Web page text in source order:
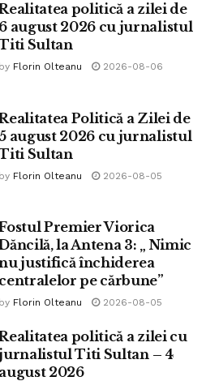
Titi Sultan
concedieze 24 oameni sau să
urmând să decidă.
fi dezbătute de jurnalistul Titi
cu ora 19.00, vă dau întâlnire
POLITICĂ de la postul național
politică a zilei de
6 august 2026 cu jurnalistul
Sultan
by Florin Olteanu 2026-08-06
Politică a Zilei de
5 august 2026 cu jurnalistul
Sultan
by Florin Olteanu 2026-08-05
Premier Viorica
la Antena 3: „ Nimic
justifică închiderea
centralelor pe cărbune”
by Florin Olteanu 2026-08-05
politică a zilei cu
Titi Sultan – 4
august 2026